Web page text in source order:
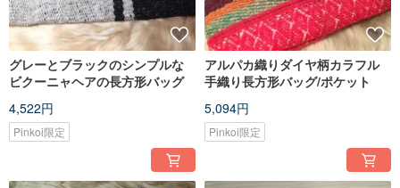
グレーとブラックのシンプルな
ビクーニャヘアの長方形バッグ
4,522円
Pinkoi限定
アルパカ織りダイヤ柄カラフル
手織り長方形バッグ/ポケット
5,094円
Pinkoi限定